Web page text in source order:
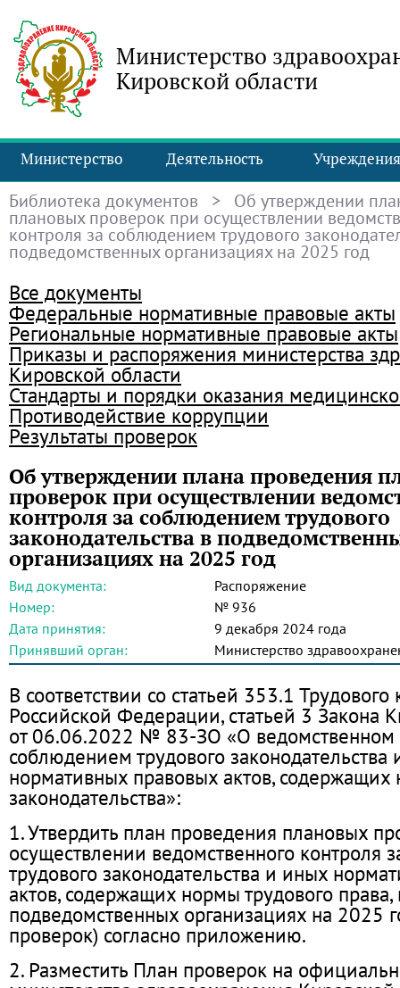
Министерство
Кировской области
Министерство Деятельность Учреждения
Библиотека документов > Об утверждении
плановых проверок при осуществлении
контроля за соблюдением трудового
подведомственных организациях на 2025 год
Все документы
Федеральные нормативные правовые акты
Региональные нормативные правовые акты
Приказы и распоряжения министерства
Кировской области
Стандарты и порядки оказания
Противодействие коррупции
Результаты проверок
Об утверждении плана проведения
проверок при осуществлении
контроля за соблюдением трудового
законодательства в
организациях на 2025 год
Вид документа:
Распоряжение
Номер:
№ 936
Дата принятия:
9 декабря 2024 года
Принявший орган:
Министерство
В соответствии со статьей 353.1 Трудового
Российской Федерации, статьей 3 Закона
от 06.06.2022 № 83-ЗО «О ведомственном
соблюдением трудового законодательства
нормативных правовых актов, содержащих
законодательства»:
1. Утвердить план проведения плановых
осуществлении ведомственного контроля
трудового законодательства и иных
актов, содержащих нормы трудового права,
подведомственных организациях на 2025
проверок) согласно приложению.
2. Разместить План проверок на